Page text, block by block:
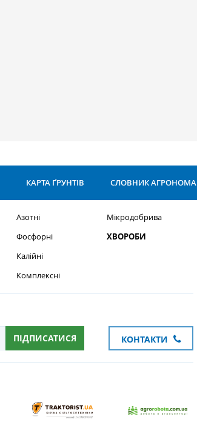
КАРТА ҐРУНТІВ СЛОВНИК АГРОНОМА
Азотні
Фосфорні
Калійні
Комплексні
Мікродобрива
ХВОРОБИ
ПІДПИСАТИСЯ КОНТАКТИ